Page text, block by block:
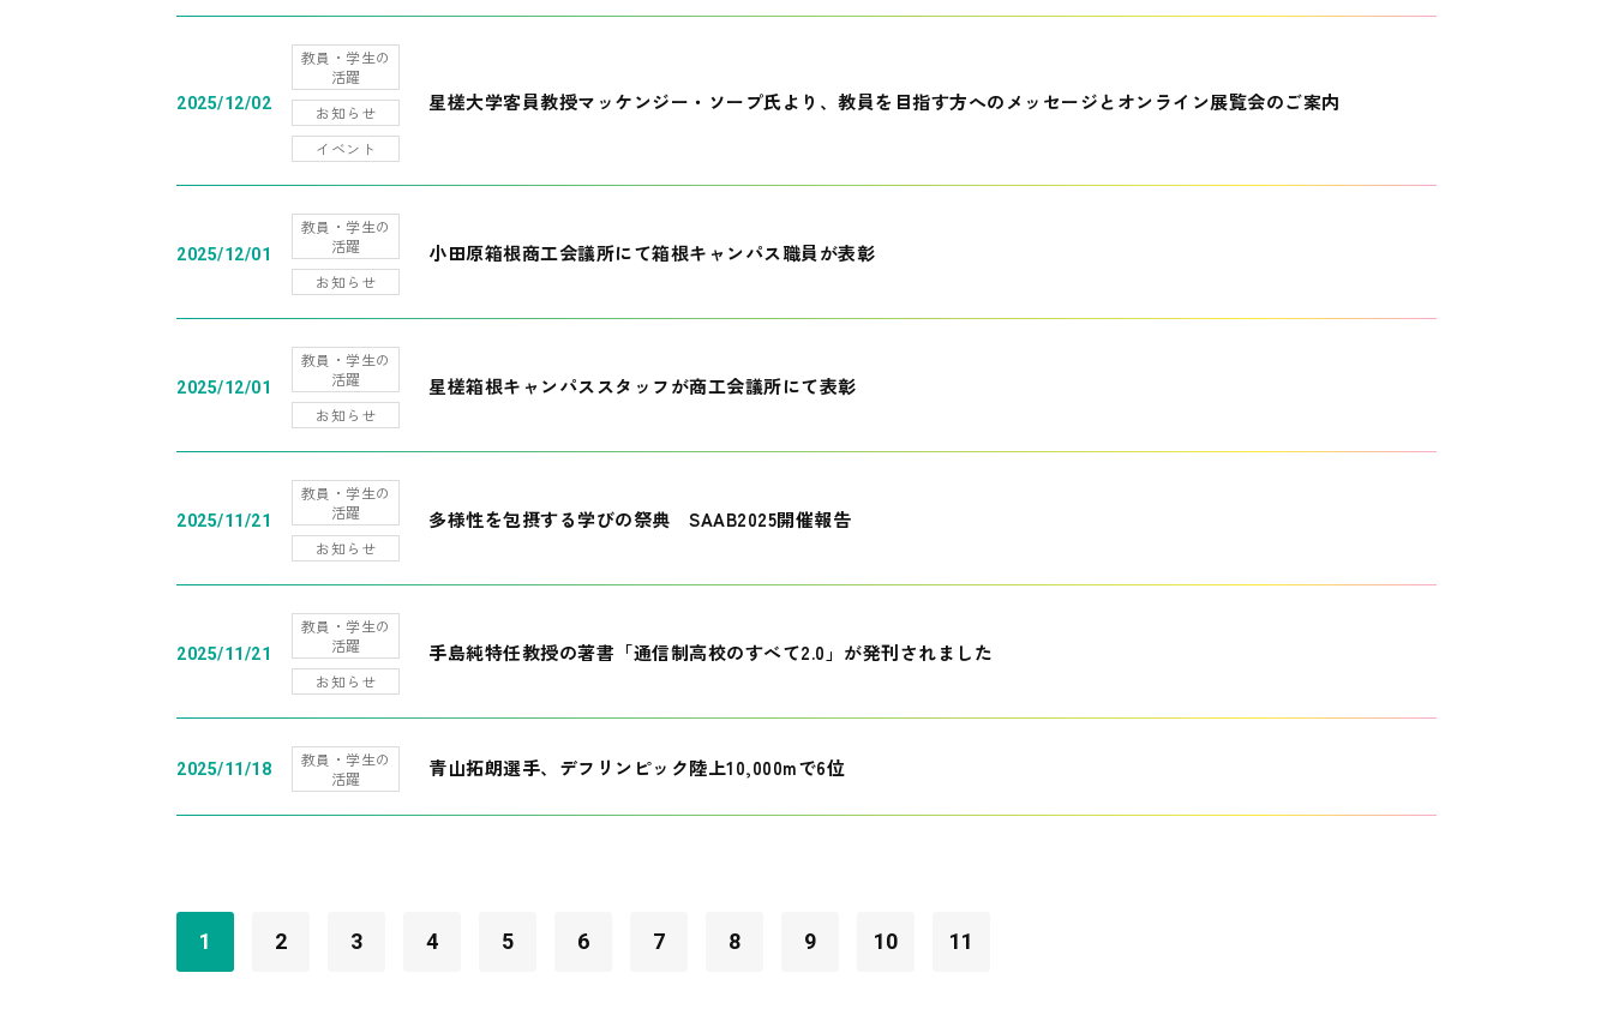
2025/12/02
教員・学生の
活躍
お知らせ
イベント
星槎大学客員教授マッケンジー・ソープ氏より、教員を目指す方へのメッセージとオンライン展覧会のご案内
2025/12/01
教員・学生の
活躍
お知らせ
小田原箱根商工会議所にて箱根キャンパス職員が表彰
2025/12/01
教員・学生の
活躍
お知らせ
星槎箱根キャンパススタッフが商工会議所にて表彰
2025/11/21
教員・学生の
活躍
お知らせ
多様性を包摂する学びの祭典 SAAB2025開催報告
2025/11/21
教員・学生の
活躍
お知らせ
手島純特任教授の著書「通信制高校のすべて2.0」が発刊されました
2025/11/18
教員・学生の
活躍
青山拓朗選手、デフリンピック陸上10,000mで6位
1 2 3 4 5 6 7 8 9 10 11